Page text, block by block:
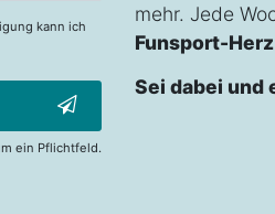
kann ich
ein Pflichtfeld.
mehr. Jede
Funsport-
Sei dabei und